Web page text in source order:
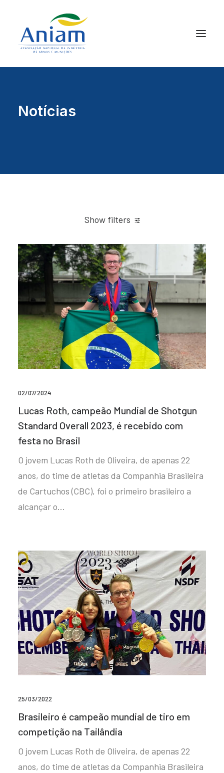
Notícias
Show filters
02/07/2024
Lucas Roth, campeão Mundial de Shotgun
Standard Overall 2023, é recebido com
festa no Brasil
O jovem Lucas Roth de Oliveira, de apenas 22
anos, do time de atletas da Companhia Brasileira
de Cartuchos (CBC), foi o primeiro brasileiro a
alcançar o…
25/03/2022
Brasileiro é campeão mundial de tiro em
competição na Tailândia
O jovem Lucas Roth de Oliveira, de apenas 22
anos, do time de atletas da Companhia Brasileira